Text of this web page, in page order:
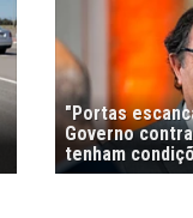
"Portas
Governo
tenham